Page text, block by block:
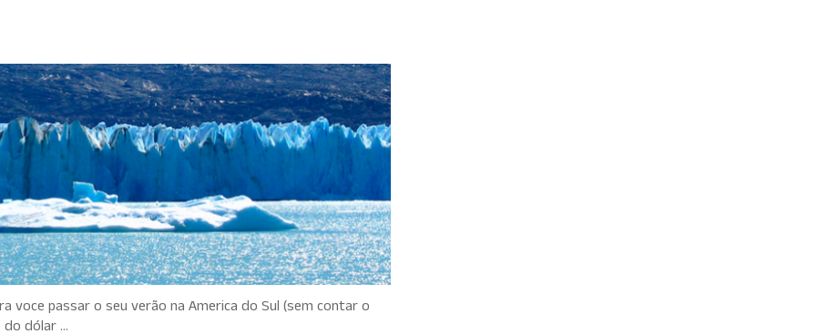
voce passar o seu verão na America do Sul (sem contar o
do dólar …